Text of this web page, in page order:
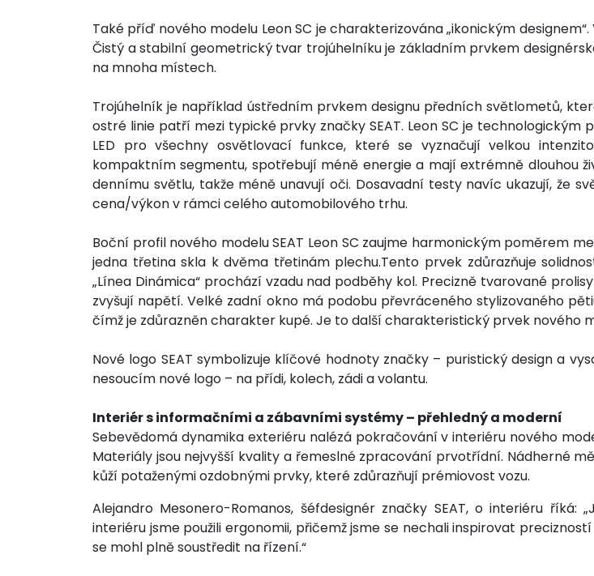
Také příď nového modelu Leon SC je charakterizována „ikonickým
Čistý a stabilní geometrický tvar trojúhelníku je základním prvkem
na mnoha místech.
Trojúhelník je například ústředním prvkem designu předních světlometů,
ostré linie patří mezi typické prvky značky SEAT. Leon SC je
LED pro všechny osvětlovací funkce, které se vyznačují velkou
kompaktním segmentu, spotřebují méně energie a mají extrémně dlouhou
dennímu světlu, takže méně unavují oči. Dosavadní testy navíc ukazují, že
cena/výkon v rámci celého automobilového trhu.
Boční profil nového modelu SEAT Leon SC zaujme harmonickým poměrem
jedna třetina skla k dvěma třetinám plechu.Tento prvek zdůrazňuje
„Línea Dinámica“ prochází vzadu nad podběhy kol. Precizně tvarované
zvyšují napětí. Velké zadní okno má podobu převráceného stylizovaného
čímž je zdůrazněn charakter kupé. Je to další charakteristický prvek nového
Nové logo SEAT symbolizuje klíčové hodnoty značky – puristický design a
nesoucím nové logo – na přídi, kolech, zádi a volantu.
Interiér s informačními a zábavními systémy – přehledný a moderní
Sebevědomá dynamika exteriéru nalézá pokračování v interiéru nového
Materiály jsou nejvyšší kvality a řemeslné zpracování prvotřídní. Nádherné
kůží potaženými ozdobnými prvky, které zdůrazňují prémiovost vozu.
Alejandro Mesonero-Romanos, šéfdesignér značky SEAT, o interiéru
interiéru jsme použili ergonomii, přičemž jsme se nechali inspirovat
se mohl plně soustředit na řízení.“